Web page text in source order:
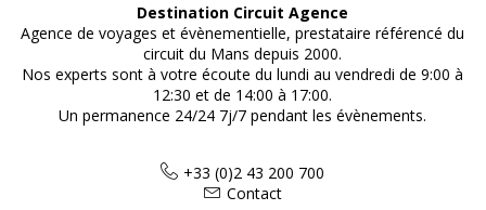
Destination Circuit Agence
Agence de voyages et évènementielle, prestataire référencé du
circuit du Mans depuis 2000.
Nos experts sont à votre écoute du lundi au vendredi de 9:00 à
12:30 et de 14:00 à 17:00.
Un permanence 24/24 7j/7 pendant les évènements.
+33 (0)2 43 200 700
Contact